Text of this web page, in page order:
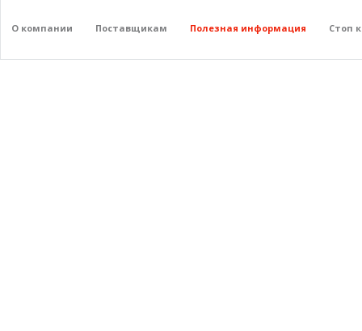
О компании Поставщикам Полезная информация Стоп